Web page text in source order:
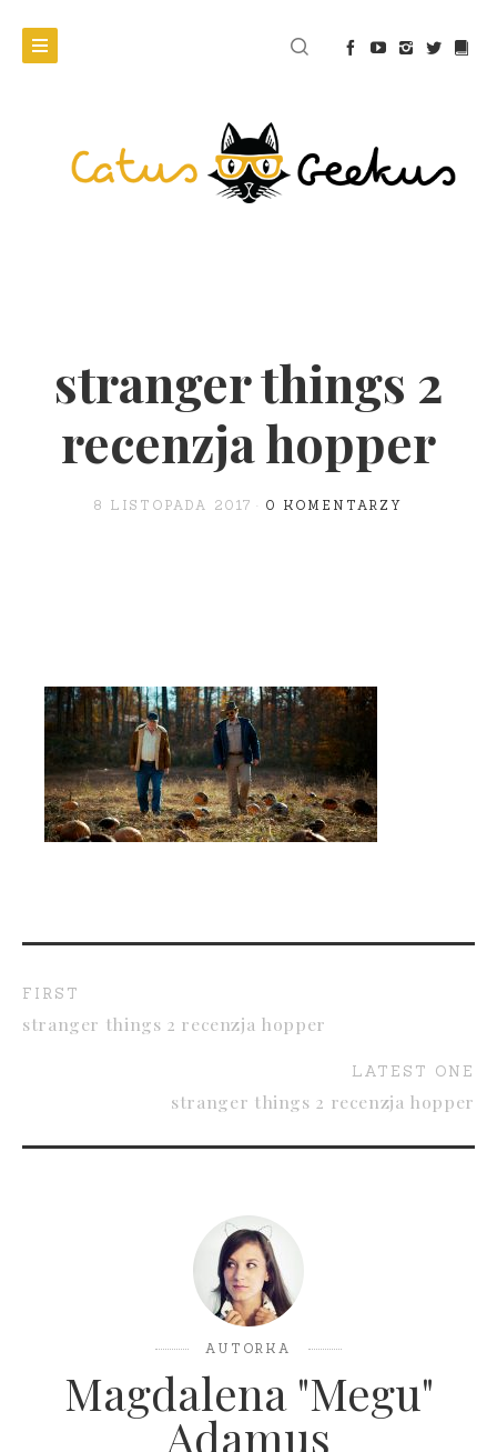
stranger things 2
recenzja hopper
8 LISTOPADA 2017 0 KOMENTARZY
FIRST
stranger things 2 recenzja hopper
LATEST ONE
stranger things 2 recenzja hopper
AUTORKA
Magdalena "Megu"
Adamus